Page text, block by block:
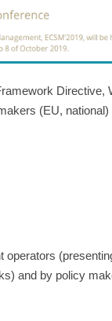
Directive,
(EU,
and by policy